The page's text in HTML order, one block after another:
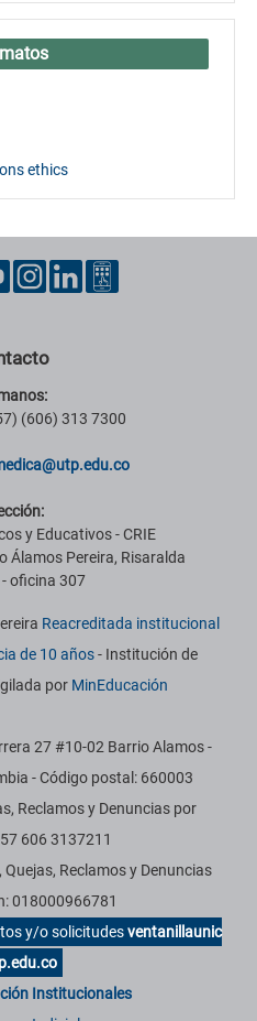
ethics
(606) 313 7300
y Educativos - CRIE
Álamos Pereira, Risaralda
oficina 307
Reacreditada institucional
de 10 años- Institución de
por MinEducación
27 #10-02 Barrio Alamos -
- Código postal: 660003
Reclamos y Denuncias por
606 3137211
Reclamos y Denuncias
018000966781
y/o solicitudesventanillaunic
Institucionales